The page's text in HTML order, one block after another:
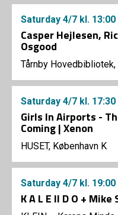
Saturday 4/7 kl. 13:00
Casper Hejlesen,
Osgood
Tårnby
Saturday 4/7 kl. 17:30
Girls In Airports -
Coming | Xenon
HUSET, København K
Saturday 4/7 kl. 19:00
K A L E II D O +